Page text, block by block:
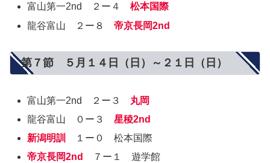
富山第一2nd ２ー４松本国際
龍谷富山 ２ー８帝京長岡2nd
第７節 ５月１４日（日）～２１日（日）
富山第一2nd ２ー３ 丸岡
龍谷富山 ０ー３星稜2nd
新潟明訓
１ー０ 松本国際
帝京長岡2nd
７ー１ 遊学館